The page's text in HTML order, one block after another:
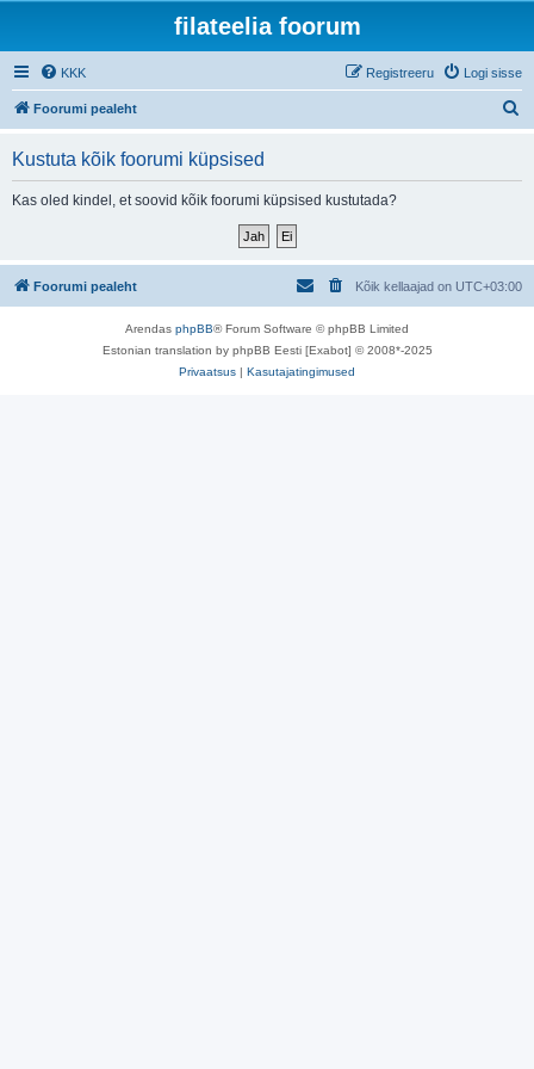
filateelia foorum
KKK Logi sisse
Registreeru
Foorumi pealeht
Kustuta kõik foorumi küpsised
Kas oled kindel, et soovid kõik foorumi küpsised kustutada?
Foorumi pealeht Kõik kellaajad on UTC+03:00
Arendas phpBB® Forum Software © phpBB Limited
Estonian translation by phpBB Eesti [Exabot] © 2008*-2025
Privaatsus | Kasutajatingimused